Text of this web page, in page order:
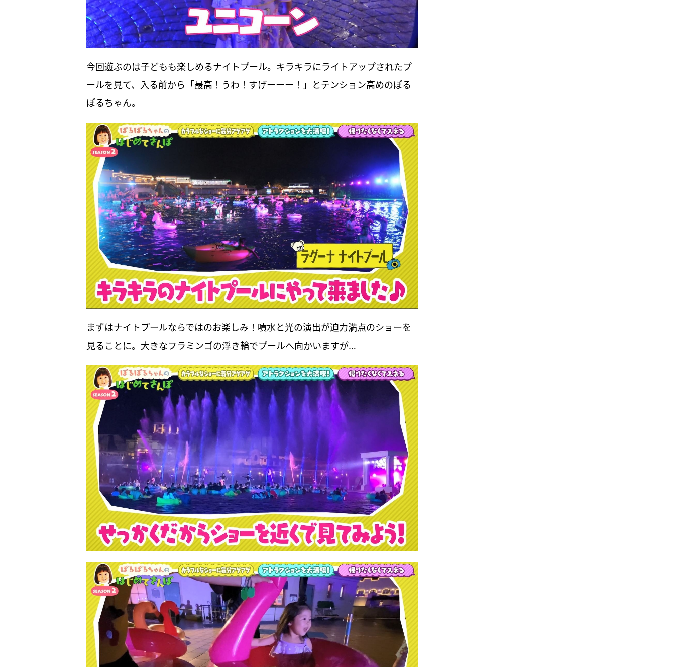
今回遊ぶのは子どもも楽しめるナイトプール。キラキラにライトアップされたプ
ールを見て、入る前から「最高！うわ！すげーーー！」とテンション高めのぽる
ぽるちゃん。
まずはナイトプールならではのお楽しみ！噴水と光の演出が迫力満点のショーを
見ることに。大きなフラミンゴの浮き輪でプールへ向かいますが…